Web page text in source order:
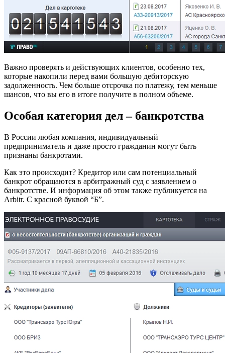
Важно проверять и действующих клиентов, особенно тех,
которые накопили перед вами большую дебиторскую
задолженность. Чем больше отсрочка по платежу, тем меньше
шансов, что вы его в итоге получите в полном объеме.
Особая категория дел – банкротства
В России любая компания, индивидуальный
предприниматель и даже просто гражданин могут быть
признаны банкротами.
Как это происходит? Кредитор или сам потенциальный
банкрот обращаются в арбитражный суд с заявлением о
банкротстве. И информация об этом также публикуется на
Arbitr. С красной буквой “Б”.